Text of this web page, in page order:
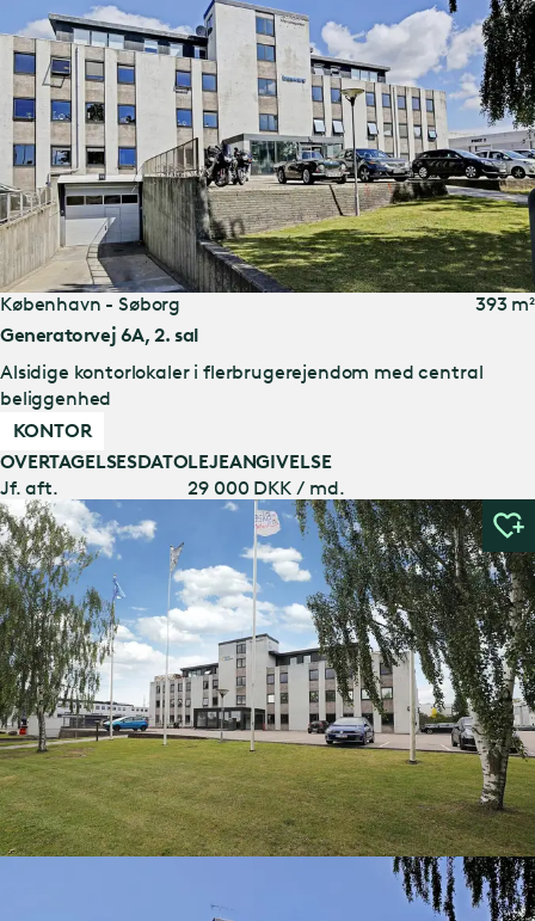
København - Søborg
393 m²
Generatorvej 6A, 2. sal
Alsidige kontorlokaler i flerbrugerejendom med central
beliggenhed
KONTOR
OVERTAGELSESDATO
Jf. aft.
LEJEANGIVELSE
29 000 DKK / md.